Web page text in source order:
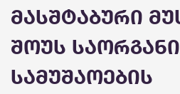
მასშტაბური
შოუს
სამუშაოების